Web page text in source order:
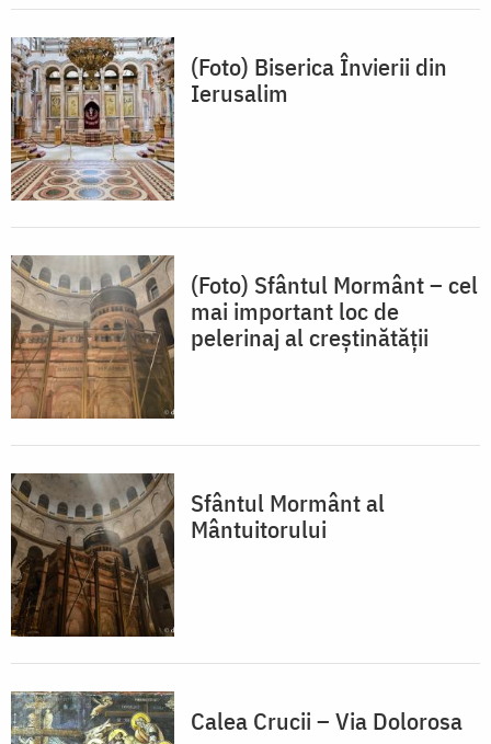
(Foto) Biserica Învierii din
Ierusalim
(Foto) Sfântul Mormânt – cel
mai important loc de
pelerinaj al creștinătății
Sfântul Mormânt al
Mântuitorului
Calea Crucii – Via Dolorosa